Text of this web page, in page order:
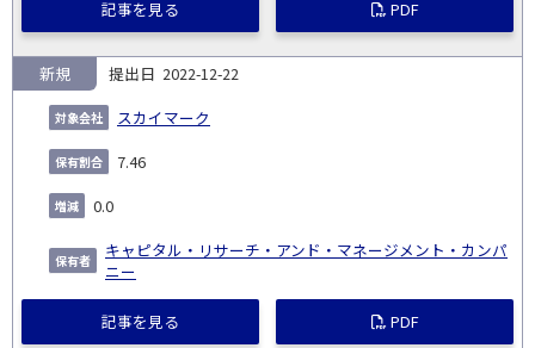
記事を見る PDF
2022-12-22
スカイマーク
新規
7.46
0.0
キャピタル・リサーチ・アンド・マネージメント・カンパ
ニー
記事を見る PDF